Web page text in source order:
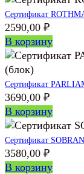
Сертификат
2590,00 ₽
В корзину
Сертификат
3690,00 ₽
В корзину
Сертификат
3580,00 ₽
В корзину